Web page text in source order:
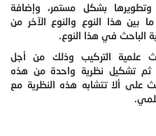
بشكل مستمر، وإضافة
بين هذا النوع والنوع الآخر من
الباحث في هذا النوع.
علمية التركيب وذلك من أجل
ثم تشكيل نظرية واحدة من هذه
على ألا تتشابه هذه النظرية مع